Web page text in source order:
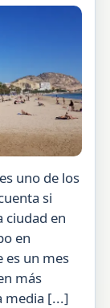
uno de los
si
ciudad en
en
es un mes
más
media [...]